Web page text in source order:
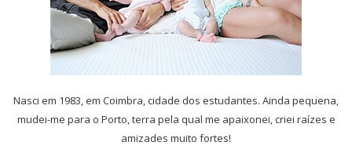
Nasci em 1983, em Coimbra, cidade dos estudantes. Ainda pequena,
mudei-me para o Porto, terra pela qual me apaixonei, criei raízes e
amizades muito fortes!